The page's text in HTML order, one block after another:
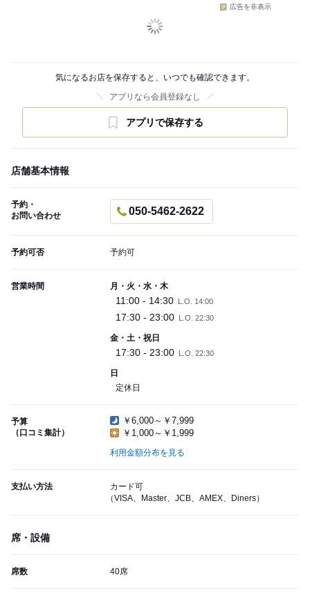
広告を非表示
気になるお店を保存すると、いつでも確認できます。
アプリなら会員登録なし
アプリで保存する
店舗基本情報
予約・
お問い合わせ
050-5462-2622
予約可否 予約可
営業時間 月・火・水・木
11:00 - 14:30 L.O. 14:00
17:30 - 23:00 L.O. 22:30
金・土・祝日
17:30 - 23:00 L.O. 22:30
日
定休日
予算
（口コミ集計）
￥6,000～￥7,999
￥1,000～￥1,999
利用金額分布を見る
支払い方法
カード可
（VISA、Master、JCB、AMEX、Diners）
席・設備
席数 40席